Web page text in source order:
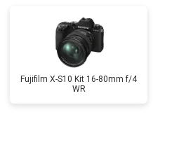
Fujifilm X-S10 Kit 16-80mm f/4
WR